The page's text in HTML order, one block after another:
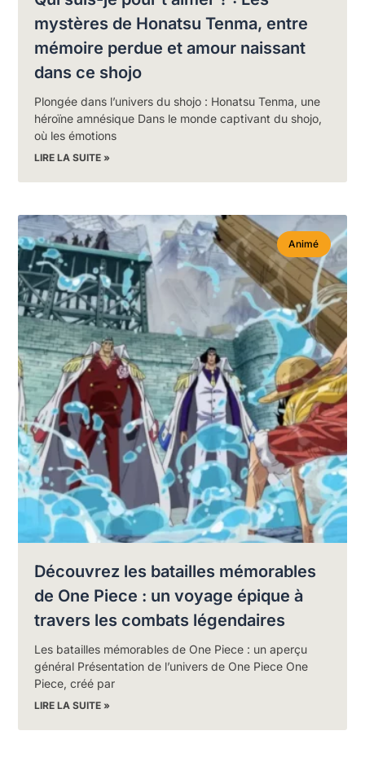
mystères de Honatsu Tenma, entre
mémoire perdue et amour naissant
dans ce shojo
Plongée dans l’univers du shojo : Honatsu Tenma, une
héroïne amnésique Dans le monde captivant du shojo,
où les émotions
LIRE LA SUITE »
Animé
Découvrez les batailles mémorables
de One Piece : un voyage épique à
travers les combats légendaires
Les batailles mémorables de One Piece : un aperçu
général Présentation de l’univers de One Piece One
Piece, créé par
LIRE LA SUITE »